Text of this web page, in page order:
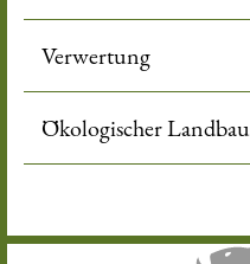
Verwertung
Ökologischer Landbau